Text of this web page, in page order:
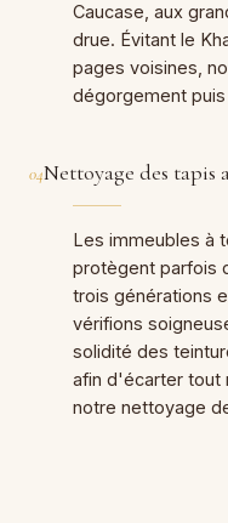
Caucase, aux
drue. Évitant le
pages voisines,
dégorgement puis
04Nettoyage des tapis
Les immeubles à
protègent parfois
trois générations
vérifions
solidité des
afin d'écarter tout
notre nettoyage